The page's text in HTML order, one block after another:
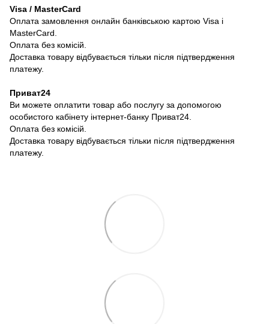
Visa / MasterCard
Оплата замовлення онлайн банківською картою Visa і
MasterCard.
Оплата без комісій.
Доставка товару відбувається тільки після підтвердження
платежу.
Приват24
Ви можете оплатити товар або послугу за допомогою
особистого кабінету інтернет-банку Приват24.
Оплата без комісій.
Доставка товару відбувається тільки після підтвердження
платежу.